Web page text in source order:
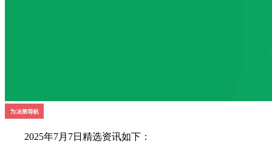
2025年7月7日精选资讯如下：